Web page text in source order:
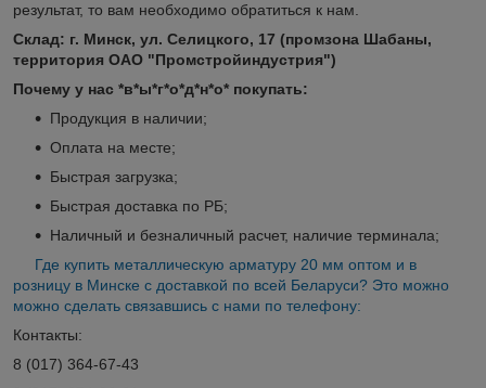
результат, то вам необходимо обратиться к нам.
Склад: г. Минск, ул. Селицкого, 17 (промзона Шабаны,
территория ОАО "Промстройиндустрия")
Почему у нас *в*ы*г*о*д*н*о* покупать:
Продукция в наличии;
Оплата на месте;
Быстрая загрузка;
Быстрая доставка по РБ;
Наличный и безналичный расчет, наличие терминала;
Где купить металлическую арматуру 20 мм оптом и в
розницу в Минске с доставкой по всей Беларуси? Это можно
можно сделать связавшись с нами по телефону:
Контакты:
8 (017) 364-67-43